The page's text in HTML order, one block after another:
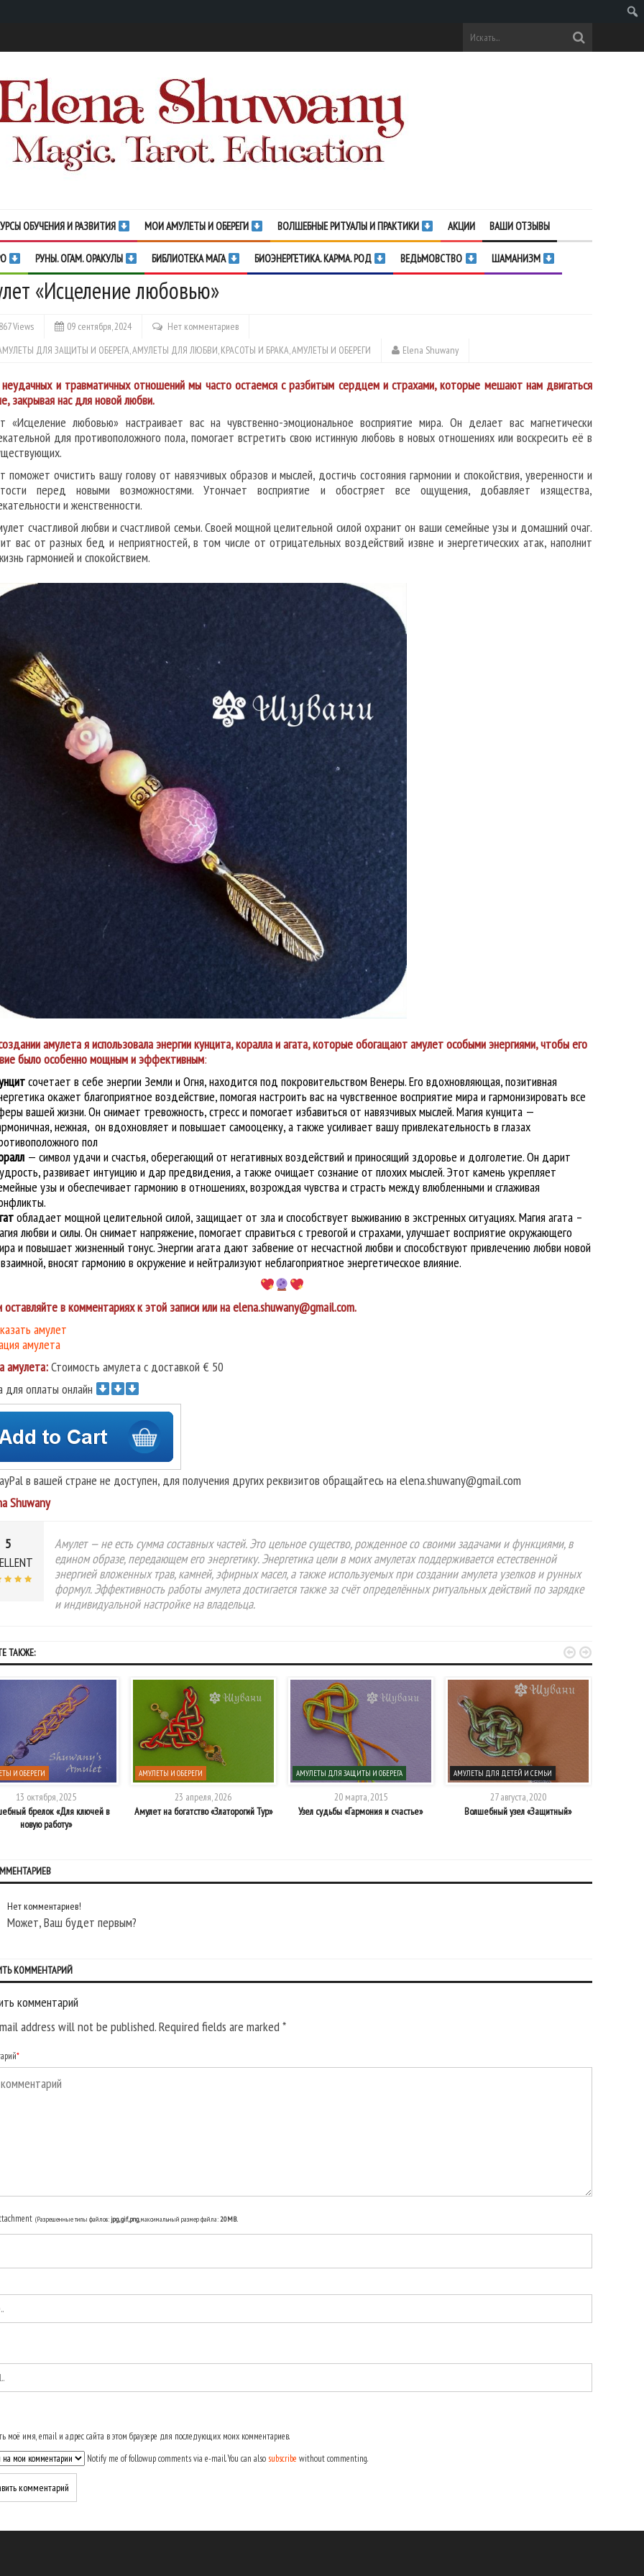
ОБУЧЕНИЯ И РАЗВИТИЯ МОИ АМУЛЕТЫ И ОБЕРЕГИ ВОЛШЕБНЫЕ РИТУАЛЫ И ПРАКТИКИ АКЦИИ ВАШИ ОТЗЫВЫ
РУНЫ. ОГАМ. ОРАКУЛЫ БИБЛИОТЕКА МАГА БИОЭНЕРГЕТИКА. КАРМА. РОД ВЕДЬМОВСТВО ШАМАНИЗМ
«Исцеление любовью»
Views 09 сентября, 2024
Нет комментариев
ДЛЯ ЗАЩИТЫ И ОБЕРЕГА,АМУЛЕТЫ ДЛЯ ЛЮБВИ, КРАСОТЫ И БРАКА,АМУЛЕТЫ И ОБЕРЕГИ Elena Shuwany
и травматичных отношений мы часто остаемся с разбитым сердцем и страхами, которые мешают нам двигаться
закрывая нас для новой любви.
«Исцеление любовью» настраивает вас на чувственно-эмоциональное восприятие мира. Он делает вас магнетически
для противоположного пола, помогает встретить свою истинную любовь в новых отношениях или воскресить её в
поможет очистить вашу голову от навязчивых образов и мыслей, достичь состояния гармонии и спокойствия, уверенности и
перед новыми возможностями. Утончает восприятие и обостряет все ощущения, добавляет изящества,
и женственности.
счастливой любви и счастливой семьи. Своей мощной целительной силой охранит он ваши семейные узы и домашний очаг.
вас от разных бед и неприятностей, в том числе от отрицательных воздействий извне и энергетических атак, наполнит
гармонией и спокойствием.
амулета я использовала энергии кунцита, коралла и агата, которые обогащают амулет особыми энергиями, чтобы его
было особенно мощным и эффективным:
сочетает в себе энергии Земли и Огня, находится под покровительством Венеры. Его вдохновляющая, позитивная
окажет благоприятное воздействие, помогая настроить вас на чувственное восприятие мира и гармонизировать все
вашей жизни. Он снимает тревожность, стресс и помогает избавиться от навязчивых мыслей. Магия кунцита —
нежная, он вдохновляет и повышает самооценку, а также усиливает вашу привлекательность в глазах
пол
— символ удачи и счастья, оберегающий от негативных воздействий и приносящий здоровье и долголетие. Он дарит
развивает интуицию и дар предвидения, а также очищает сознание от плохих мыслей. Этот камень укрепляет
узы и обеспечивает гармонию в отношениях, возрождая чувства и страсть между влюбленными и сглаживая
обладает мощной целительной силой, защищает от зла и способствует выживанию в экстренных ситуациях. Магия агата –
любви и силы. Он снимает напряжение, помогает справиться с тревогой и страхами, улучшает восприятие окружающего
и повышает жизненный тонус. Энергии агата дают забвение от несчастной любви и способствуют привлечению любви новой
вносят гармонию в окружение и нейтрализуют неблагоприятное энергетическое влияние.
оставляйте в комментариях к этой записи или на elena.shuwany@gmail.com.
амулет
амулета
амулета:Стоимость амулета с доставкой € 50
для оплаты онлайн
в вашей стране не доступен, для получения других реквизитов обращайтесь на elena.shuwany@gmail.com
Shuwany
5
Амулет — не есть сумма составных частей. Это цельное существо, рожденное со своими задачами и функциями, в
едином образе, передающем его энергетику. Энергетика цели в моих амулетах поддерживается естественной
энергией вложенных трав, камней, эфирных масел, а также используемых при создании амулета узелков и рунных
формул. Эффективность работы амулета достигается также за счёт определённых ритуальных действий по зарядке
и индивидуальной настройке на владельца.
ТАКЖЕ:
И ОБЕРЕГИ
13 октября, 2025
брелок «Для ключей в
новую работу»
АМУЛЕТЫ И ОБЕРЕГИ
23 апреля, 2026
Амулет на богатство «Златорогий Тур»
АМУЛЕТЫ ДЛЯ ЗАЩИТЫ И ОБЕРЕГА
20 марта, 2015
Узел судьбы «Гармония и счастье»
АМУЛЕТЫ ДЛЯ ДЕТЕЙ И СЕМЬИ
27 августа, 2020
Волшебный узел «Защитный»
 
Нет комментариев!
Может, Ваш будет первым?
КОММЕНТАРИЙ
комментарий
address will not be published. Required fields are marked*
*
(Разрешенные типы файлов:jpg, gif, png, максимальный размер файла:20MB.
моё имя, email и адрес сайта в этом браузере для последующих моих комментариев.
Notify me of followup comments via e-mail. You can also subscribe without commenting.